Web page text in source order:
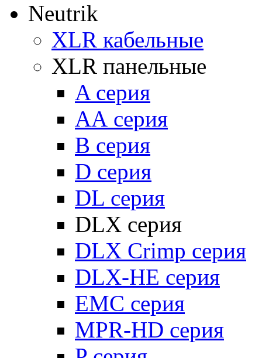
Neutrik
XLR кабельные
XLR панельные
A серия
АА серия
B серия
D серия
DL серия
DLX серия
DLX Crimp серия
DLX-HE серия
EMC серия
MPR-HD серия